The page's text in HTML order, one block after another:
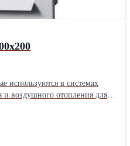
используются в системах
воздушного отопления для
представляют собой
ламелями и